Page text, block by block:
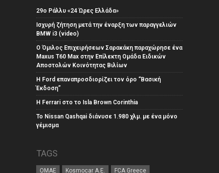
29ο Ράλλυ «24 Ώρες Ελλάδα»
Ισχυρή ζήτηση μετά την έναρξη των παραγγελιών
BMW i3 (video)
Ο Όμιλος Επιχειρήσεων Σαρακάκη παραχώρησε ένα
Maxus T60 Max στην Επίλεκτη Ομάδα Ειδικών
Αποστολών Κοινότητας Βιλίων
Η Ford επαναπροσδιορίζει τον όρο “Βασική
Έκδοση”
Η Ferrari στο το Isla Brown Corinthia
Το Nissan Qashqai διάνυσε 1.980 χλμ. με ένα μόνο
γέμισμα
TAGS
ΟΜΑΕ Kosmocar Α.Ε. FCA Greece